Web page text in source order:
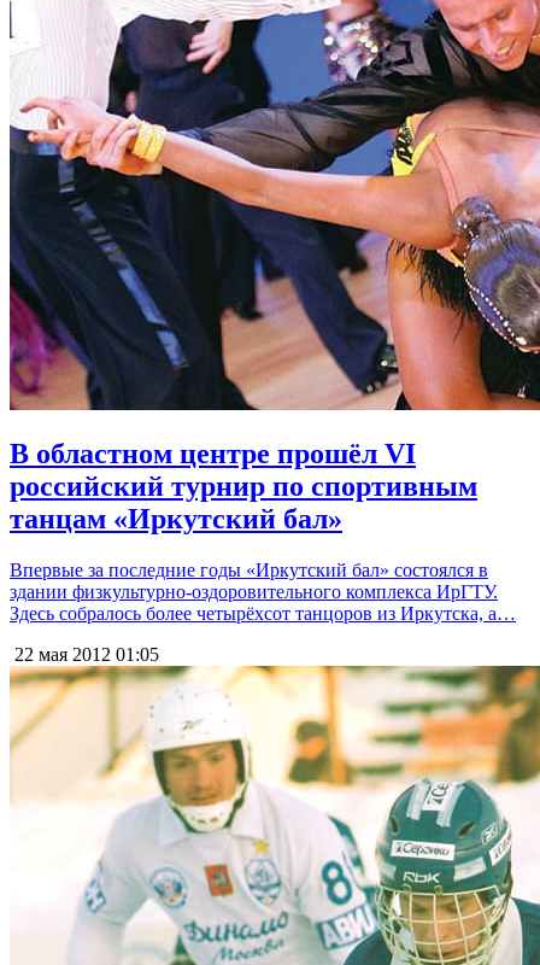
В областном центре прошёл VI
российский турнир по спортивным
танцам «Иркутский бал»
Впервые за последние годы «Иркутский бал» состоялся в
здании физкультурно-оздоровительного комплекса ИрГТУ.
Здесь собралось более четырёхсот танцоров из Иркутска, а…
22 мая 2012 01:05